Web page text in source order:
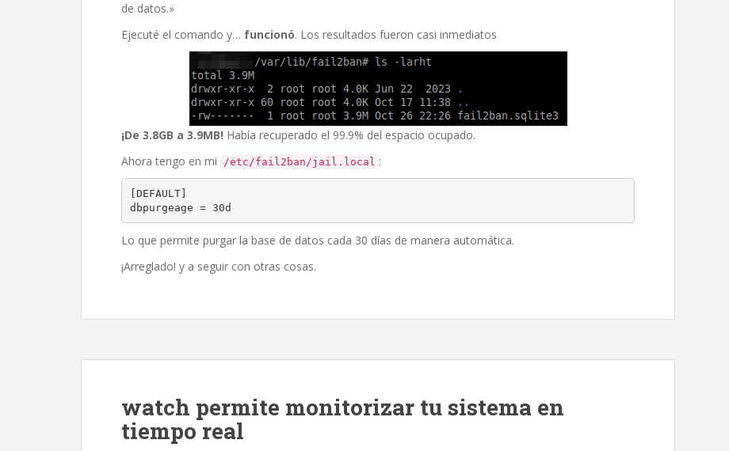
de datos.»
Ejecuté el comando y… funcionó. Los resultados fueron casi inmediatos
¡De 3.8GB a 3.9MB! Había recuperado el 99.9% del espacio ocupado.
Ahora tengo en mi
/etc/fail2ban/jail.local :
[DEFAULT]
dbpurgeage = 30d
Lo que permite purgar la base de datos cada 30 días de manera automática.
¡Arreglado! y a seguir con otras cosas.
watch permite monitorizar tu sistema en
tiempo real